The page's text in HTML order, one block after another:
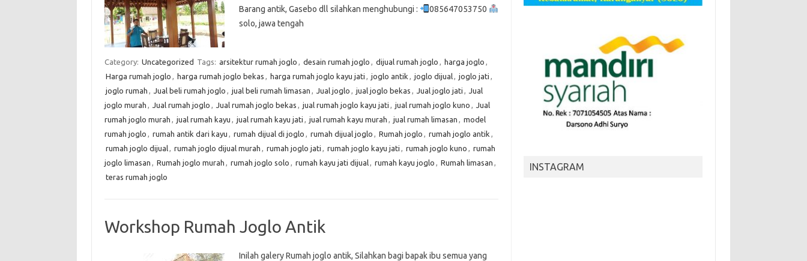
Barang antik, Gasebo dll silahkan menghubungi :
085647053750
solo, jawa tengah
Category: Uncategorized Tags: arsitektur rumah joglo , desain rumah joglo , dijual rumah joglo , harga joglo ,
Harga rumah joglo , harga rumah joglo bekas , harga rumah joglo kayu jati , joglo antik , joglo dijual, joglo jati ,
joglo rumah , Jual beli rumah joglo , jual beli rumah limasan , Jual joglo , jual joglo bekas , Jual joglo jati , Jual
joglo murah , Jual rumah joglo , Jual rumah joglo bekas , jual rumah joglo kayu jati , jual rumah joglo kuno , Jual
rumah joglo murah , jual rumah kayu , jual rumah kayu jati , jual rumah kayu murah , jual rumah limasan , model
rumah joglo , rumah antik dari kayu , rumah dijual di joglo , rumah dijual joglo , Rumah joglo , rumah joglo antik ,
rumah joglo dijual, rumah joglo dijual murah , rumah joglo jati , rumah joglo kayu jati , rumah joglo kuno , rumah
joglo limasan , Rumah joglo murah , rumah joglo solo , rumah kayu jati dijual, rumah kayu joglo , Rumah limasan ,
teras rumah joglo
Workshop Rumah Joglo Antik
Inilah galery Rumah joglo antik, Silahkan bagi bapak ibu semua yang
INSTAGRAM